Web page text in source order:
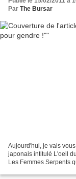
Par The Bursar
Aujourd'hui, je vais
japonais intitulé L'oeil
Les Femmes Serpents